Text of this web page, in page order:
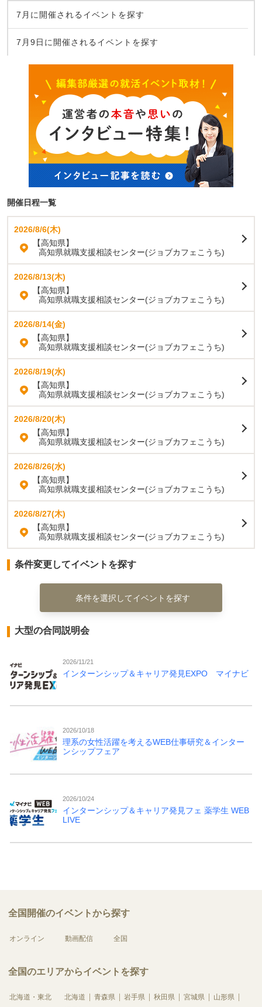
7月に開催されるイベントを探す
7月9日に開催されるイベントを探す
開催日程一覧
2026/8/6(木)
【高知県】
高知県就職支援相談センター(ジョブカフェこうち)
2026/8/13(木)
【高知県】
高知県就職支援相談センター(ジョブカフェこうち)
2026/8/14(金)
【高知県】
高知県就職支援相談センター(ジョブカフェこうち)
2026/8/19(水)
【高知県】
高知県就職支援相談センター(ジョブカフェこうち)
2026/8/20(木)
【高知県】
高知県就職支援相談センター(ジョブカフェこうち)
2026/8/26(水)
【高知県】
高知県就職支援相談センター(ジョブカフェこうち)
2026/8/27(木)
【高知県】
高知県就職支援相談センター(ジョブカフェこうち)
条件変更してイベントを探す
条件を選択してイベントを探す
大型の合同説明会
2026/11/21
インターンシップ＆キャリア発見EXPO マイナビ
2026/10/18
理系の女性活躍を考えるWEB仕事研究＆インター
ンシップフェア
2026/10/24
インターンシップ＆キャリア発見フェ 薬学生 WEB
LIVE
全国開催のイベントから探す
オンライン 動画配信 全国
全国のエリアからイベントを探す
北海道・東北 北海道 青森県 岩手県 秋田県 宮城県
山形県